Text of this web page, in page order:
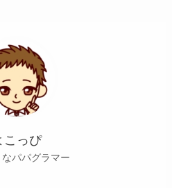
こっぴ
パパグラマー